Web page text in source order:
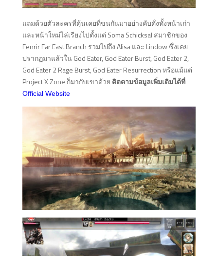
แถมด้วยตัวละครที่คุ้นเคยที่ขนกันมาอย่างคับคั่งทั้งหน้าเก่า
และหน้าใหม่ไล่เรียงไปตั้งแต่ Soma Schicksal สมาชิกของ
Fenrir Far East Branch รวมไปถึง Alisa และ Lindow ซึ่งเคย
ปรากฏมาแล้วใน God Eater, God Eater Burst, God Eater 2,
God Eater 2 Rage Burst, God Eater Resurrection หรือแม้แต่
Project X Zone ก็มากับเขาด้วย ติดตามข้อมูลเพิ่มเติมได้ที่
Official Website